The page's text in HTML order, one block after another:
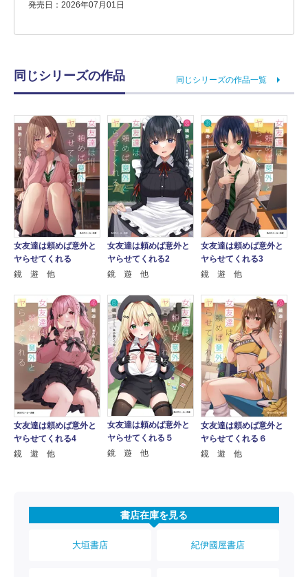
発売日：2026年07月01日
同じシリーズの作品 同じシリーズの作品一覧
女友達は頼めば意外と
ヤらせてくれる
鏡 遊 他
女友達は頼めば意外と
ヤらせてくれる2
鏡 遊 他
女友達は頼めば意外と
ヤらせてくれる3
鏡 遊 他
女友達は頼めば意外と
ヤらせてくれる4
鏡 遊 他
女友達は頼めば意外と
ヤらせてくれる５
鏡 遊 他
女友達は頼めば意外と
ヤらせてくれる６
鏡 遊 他
書店在庫を見る
大垣書店 紀伊國屋書店